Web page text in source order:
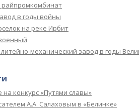
райпромкомбинат
в годы войны
на реке Ирбит
литейно-механический завод в годы
конкурс «Путями славы»
А.А. Салаховым в «Белинке»